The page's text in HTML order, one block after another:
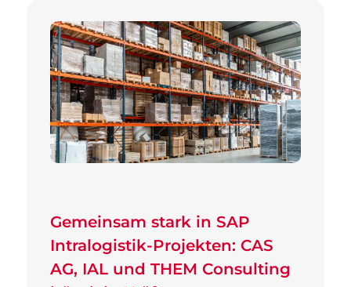
Gemeinsam stark in SAP
Intralogistik-Projekten: CAS
AG, IAL und THEM Consulting